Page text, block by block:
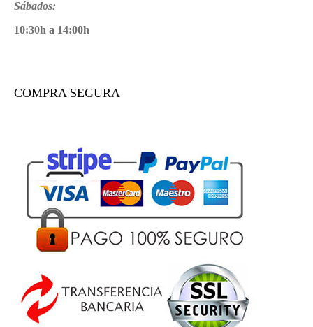
Sábados:
10:30h a 14:00h
COMPRA SEGURA